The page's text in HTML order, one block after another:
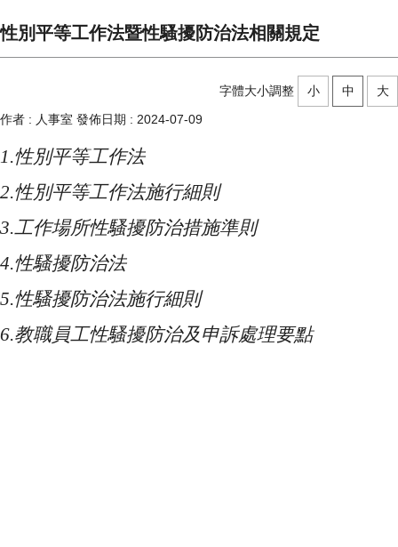
性別平等工作法暨性騷擾防治法相關規定
字體大小調整 小 中
大
作者 : 人事室 發佈日期 : 2024-07-09
1.性別平等工作法
2.性別平等工作法施行細則
3.工作場所性騷擾防治措施準則
4.性騷擾防治法
5.性騷擾防治法施行細則
6.教職員工性騷擾防治及申訴處理要點